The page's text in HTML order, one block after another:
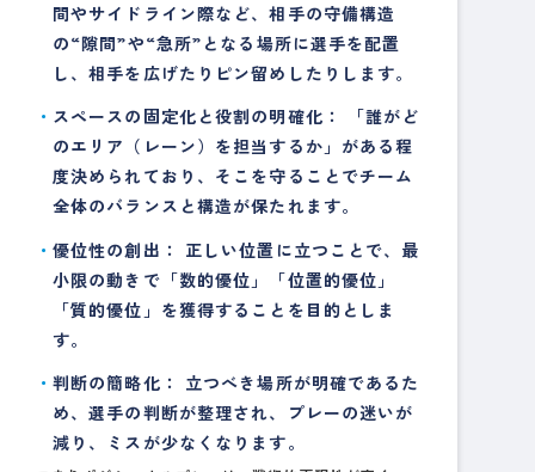
間やサイドライン際など、相手の守備構造
の“隙間”や“急所”となる場所に選手を配置
し、相手を広げたりピン留めしたりします。
スペースの固定化と役割の明確化：
「誰がど
のエリア（レーン）を担当するか」がある程
度決められており、そこを守ることでチーム
全体のバランスと構造が保たれます。
優位性の創出：
正しい位置に立つことで、最
小限の動きで「数的優位」「位置的優位」
「質的優位」を獲得することを目的としま
す。
判断の簡略化：
立つべき場所が明確であるた
め、選手の判断が整理され、プレーの迷いが
減り、ミスが少なくなります。